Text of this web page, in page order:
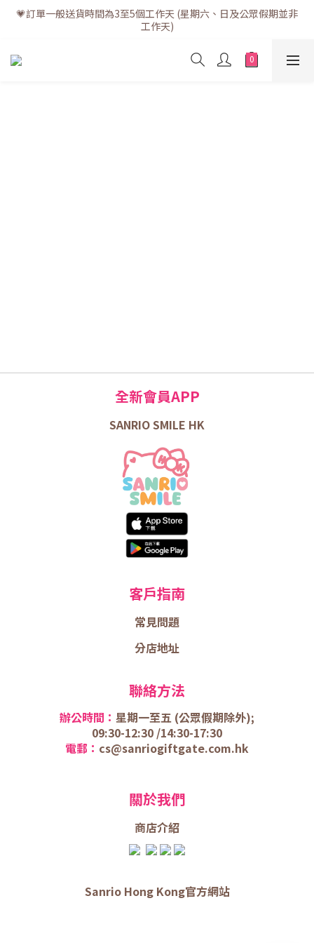
💗訂單一般送貨時間為3至5個工作天 (星期六、日及公眾假期並非
工作天)
💗訂單一般送貨時間為3至5個工作天 (星期六、日及公眾假期並非
工作天)
💗折實滿$400免運費 | 滿$200免自取點運費
全新會員APP
SANRIO SMILE HK
客戶指南
常見問題
分店地址
聯絡方法
辦公時間： 星期一至五 (公眾假期除外);
09:30-12:30 /14:30-17:30
電郵： cs@sanriogiftgate.com.hk
關於我們
商店介紹
Sanrio Hong Kong官方網站